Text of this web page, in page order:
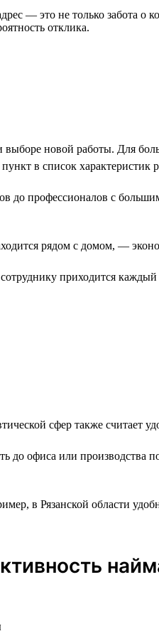
— это не только забота о
отклика.
новой работы. Для
в список характеристик
до профессионалов с
рядом с домом, —
приходится
сфер также считает
офиса или производства
в Рязанской области